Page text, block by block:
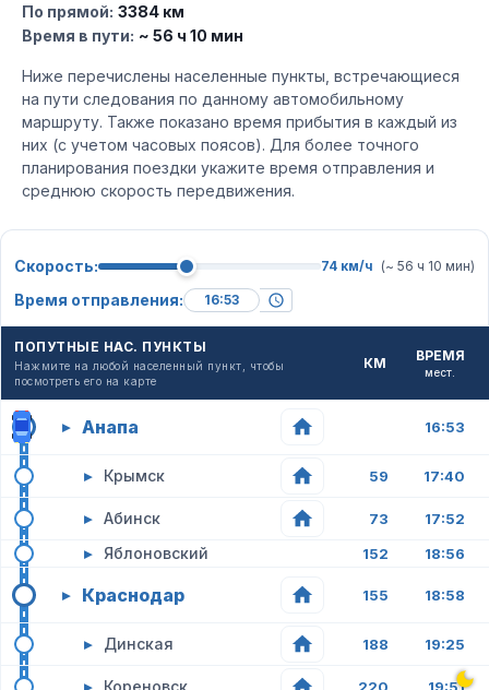
По прямой: 3384 км
Время в пути: ~ 56 ч 10 мин
Ниже перечислены населенные пункты, встречающиеся
на пути следования по данному автомобильному
маршруту. Также показано время прибытия в каждый из
них (с учетом часовых поясов). Для более точного
планирования поездки укажите время отправления и
среднюю скорость передвижения.
Скорость: 74 км/ч (~ 56 ч 10 мин)
Время отправления:
ПОПУТНЫЕ НАС. ПУНКТЫ
Нажмите на любой населенный пункт, чтобы
посмотреть его на карте
КМ ВРЕМЯ
мест.
▸ Анапа 16:53
▸ Крымск 59 17:40
▸ Абинск 73 17:52
▸ Яблоновский 152 18:56
▸ Краснодар 155 18:58
▸ Динская 188 19:25
▸ Кореновск